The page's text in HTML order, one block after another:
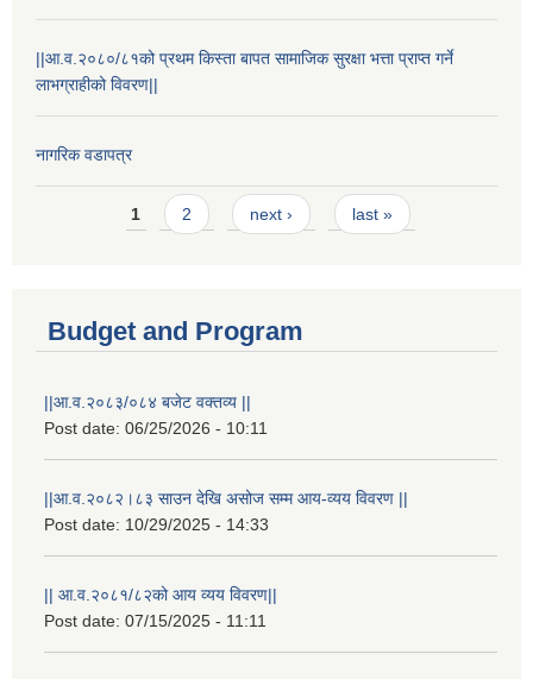
||आ.व.२०८०/८१को प्रथम किस्ता बापत सामाजिक सुरक्षा भत्ता प्राप्त गर्ने
लाभग्राहीको विवरण||
नागरिक वडापत्र
Pages1 2 next › last »
Budget and Program
||आ.व.२०८३/०८४ बजेट वक्तव्य ||
Post date: 06/25/2026 - 10:11
||आ.व.२०८२।८३ साउन देखि असोज सम्म आय-व्यय विवरण ||
Post date: 10/29/2025 - 14:33
|| आ.व.२०८१/८२को आय व्यय विवरण||
Post date: 07/15/2025 - 11:11